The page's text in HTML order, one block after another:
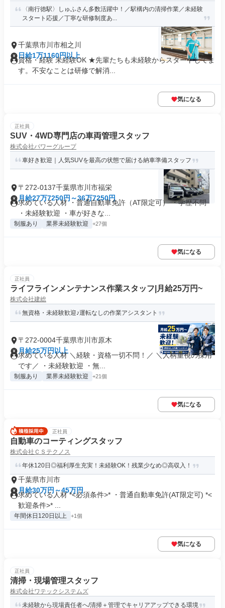
〈南行徳駅〉しゅふさん多数活躍中！／駅構内の清掃作業／未経験
スタート応援／丁寧な研修制度あ...
千葉県市川市相之川
日給1万1160円以上
資格・経験 未経験OK ★先輩たちも未経験からスタートしてま
す。不安なことは研修で解消...
気になる
正社員
SUV・4WD専門店の車両管理スタッフ
株式会社パワーグループ
車好き歓迎｜人気SUVを最高の状態で届ける納車準備スタッフ
〒272-0137千葉県市川市福栄
月給27万7250円～36万7250円
求めている人材 ・普通自動車免許（AT限定可） ・学歴不問
・未経験歓迎 ・車が好きな...
制服あり 業界未経験歓迎 +27個
気になる
正社員
ライフラインメンテナンス作業スタッフ|月給25万円~
株式会社建総
無資格・未経験歓迎♪運転なしの作業アシスタント
〒272-0004千葉県市川市原木
月給25万円以上
求めている人材 ＼経験・資格一切不問！／ ＼人柄重視の採用
です／ ・未経験歓迎 ・無...
制服あり 業界未経験歓迎 +21個
気になる
正社員
自動車のコーティングスタッフ
株式会社ＣＳテクノス
年休120日◎福利厚生充実！未経験OK！残業少なめ◎高収入！
千葉県市川市
月給30万円～45万円
求めている人材 *<必須条件>* ・普通自動車免許(AT限定可) *<
歓迎条件>* ...
年間休日120日以上 +1個
気になる
正社員
清掃・現場管理スタッフ
株式会社ワテックシステムズ
未経験から現場責任者へ/清掃＋管理でキャリアアップできる環境